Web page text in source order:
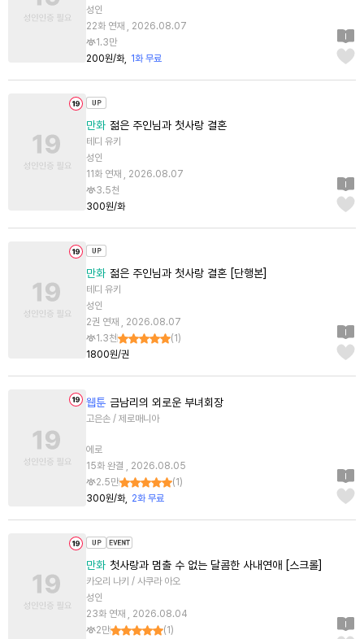
성인
22화 연재 , 2026.08.07
1.3만
200원/화
1화 무료
만화 젊은 주인님과 첫사랑 결혼
테디 유키
성인
11화 연재 , 2026.08.07
3.5천
300원/화
만화 젊은 주인님과 첫사랑 결혼 [단행본]
테디 유키
성인
2권 연재 , 2026.08.07
1.3천
(1 )
1800원/권
웹툰 금남리의 외로운 부녀회장
고은손 / 제로매니아
에로
15화 완결 , 2026.08.05
2.5만
(1 )
300원/화
2화 무료
만화 첫사랑과 멈출 수 없는 달콤한 사내연애 [스크롤]
카오리 나키 / 사쿠라 아오
성인
23화 연재 , 2026.08.04
2만
(1 )